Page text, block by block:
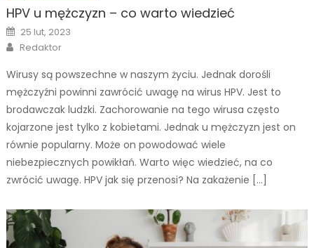
HPV u mężczyzn – co warto wiedzieć
Posted
on
25 lut, 2023
Author
Redaktor
Wirusy są powszechne w naszym życiu. Jednak dorośli
mężczyźni powinni zawrócić uwagę na wirus HPV. Jest to
brodawczak ludzki. Zachorowanie na tego wirusa często
kojarzone jest tylko z kobietami. Jednak u mężczyzn jest on
równie popularny. Może on powodować wiele
niebezpiecznych powikłań. Warto więc wiedzieć, na co
zwrócić uwagę. HPV jak się przenosi? Na zakażenie […]